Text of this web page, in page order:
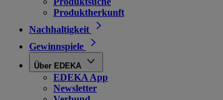
Produktherkunft
Nachhaltigkeit
Gewinnspiele
Über EDEKA
EDEKA App
Newsletter